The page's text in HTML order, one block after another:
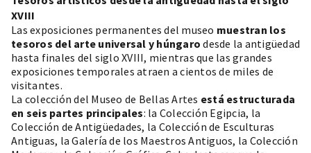
XVIII
Las exposiciones permanentes del museo muestran los
tesoros del arte universal y húngaro desde la antigüedad
hasta finales del siglo XVIII, mientras que las grandes
exposiciones temporales atraen a cientos de miles de
visitantes.
La colección del Museo de Bellas Artes está estructurada
en seis partes principales: la Colección Egipcia, la
Colección de Antigüedades, la Colección de Esculturas
Antiguas, la Galería de los Maestros Antiguos, la Colección